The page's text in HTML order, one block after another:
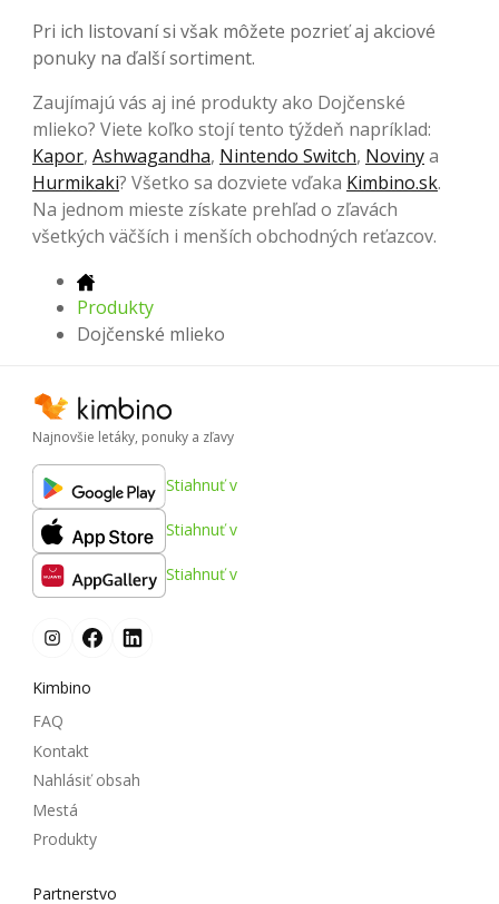
Pri ich listovaní si však môžete pozrieť aj akciové
ponuky na ďalší sortiment.
Zaujímajú vás aj iné produkty ako Dojčenské
mlieko? Viete koľko stojí tento týždeň napríklad:
Kapor, Ashwagandha, Nintendo Switch, Novinya
Hurmikaki? Všetko sa dozviete vďaka Kimbino.sk.
Na jednom mieste získate prehľad o zľavách
všetkých väčších i menších obchodných reťazcov.
Produkty
Dojčenské mlieko
Najnovšie letáky, ponuky a zľavy
Stiahnuť v
Stiahnuť v
Stiahnuť v
Kimbino
FAQ
Kontakt
Nahlásiť obsah
Mestá
Produkty
Partnerstvo